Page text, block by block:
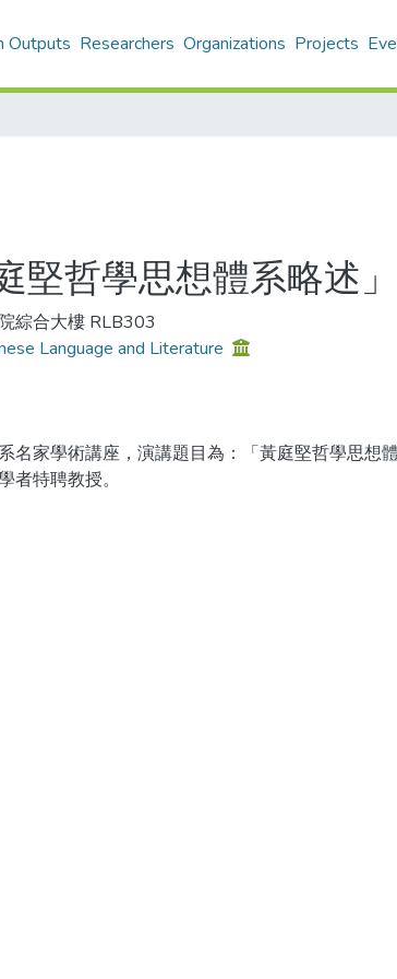
Outputs Researchers Organizations Projects
哲學思想體系略述」
綜合大樓 RLB303
Language and Literature
名家學術講座，演講題目為：「黃庭堅哲學思想
者特聘教授。